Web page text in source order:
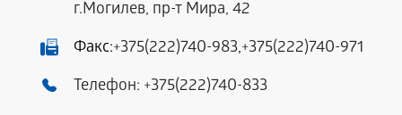
г.Могилев, пр-т Мира, 42
Факс:+375(222)740-983,+375(222)740-971
Телефон: +375(222)740-833